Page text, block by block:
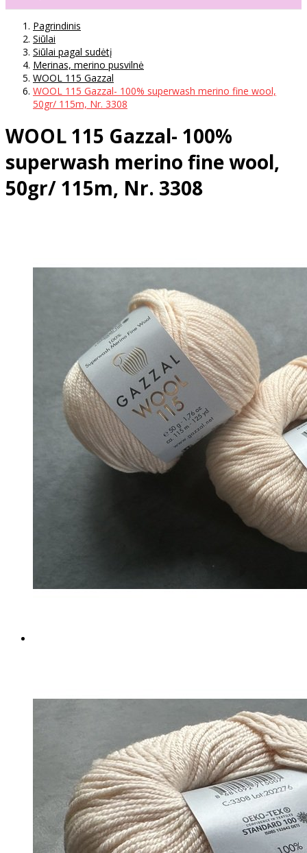
Pagrindinis
Siūlai
Siūlai pagal sudėtį
Merinas, merino pusvilnė
WOOL 115 Gazzal
WOOL 115 Gazzal- 100% superwash merino fine wool,
50gr/ 115m, Nr. 3308
WOOL 115 Gazzal- 100%
superwash merino fine wool,
50gr/ 115m, Nr. 3308